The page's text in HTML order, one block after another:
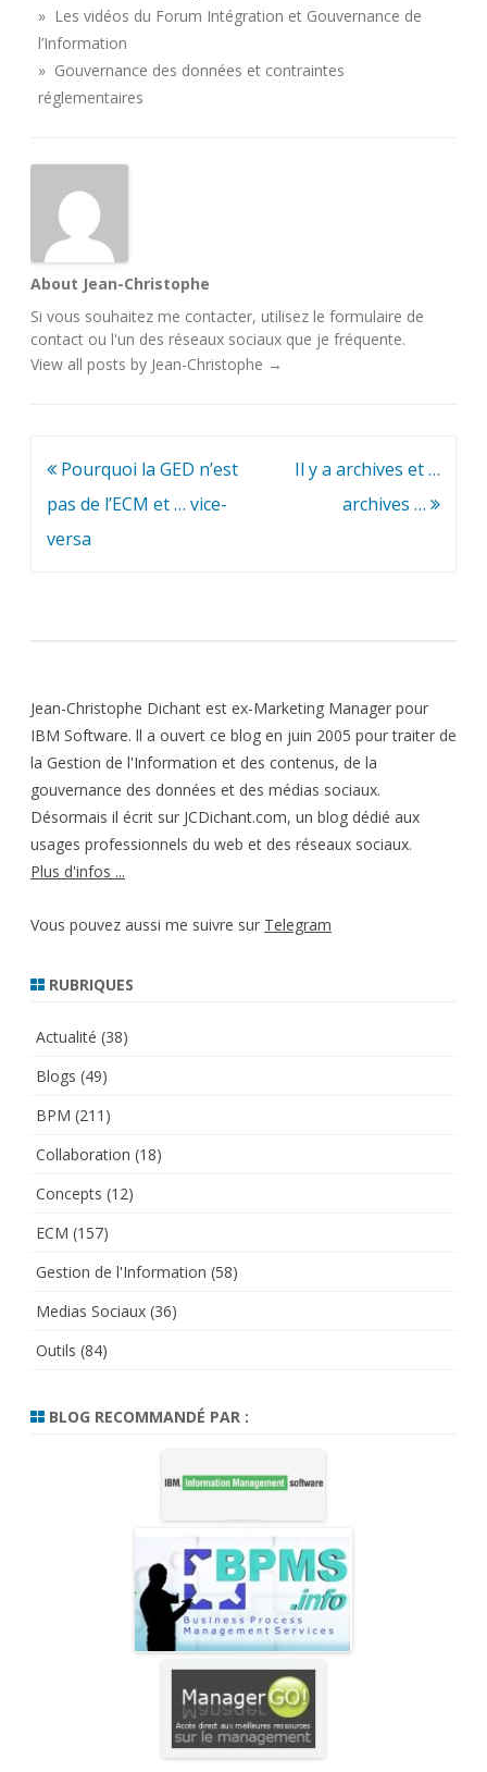
» Les vidéos du Forum Intégration et Gouvernance de
l’Information
» Gouvernance des données et contraintes
réglementaires
About Jean-Christophe
Si vous souhaitez me contacter, utilisez le formulaire de
contact ou l'un des réseaux sociaux que je fréquente.
View all posts by Jean-Christophe →
Navigation
de
l’article
Pourquoi la GED n’est
pas de l’ECM et … vice-
versa
Il y a archives et …
archives …
Jean-Christophe Dichant est ex-Marketing Manager pour
IBM Software. ll a ouvert ce blog en juin 2005 pour traiter de
la Gestion de l'Information et des contenus, de la
gouvernance des données et des médias sociaux.
Désormais il écrit sur JCDichant.com, un blog dédié aux
usages professionnels du web et des réseaux sociaux.
Plus d'infos ...
Vous pouvez aussi me suivre sur Telegram
RUBRIQUES
Actualité (38)
Blogs (49)
BPM (211)
Collaboration (18)
Concepts (12)
ECM (157)
Gestion de l'Information (58)
Medias Sociaux (36)
Outils (84)
BLOG RECOMMANDÉ PAR :